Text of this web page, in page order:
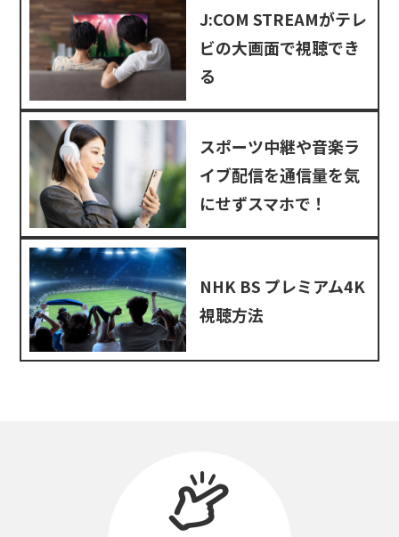
J:COM STREAMがテレ
ビの大画面で視聴でき
る
スポーツ中継や音楽ラ
イブ配信を通信量を気
にせずスマホで！
NHK BS プレミアム4K
視聴方法